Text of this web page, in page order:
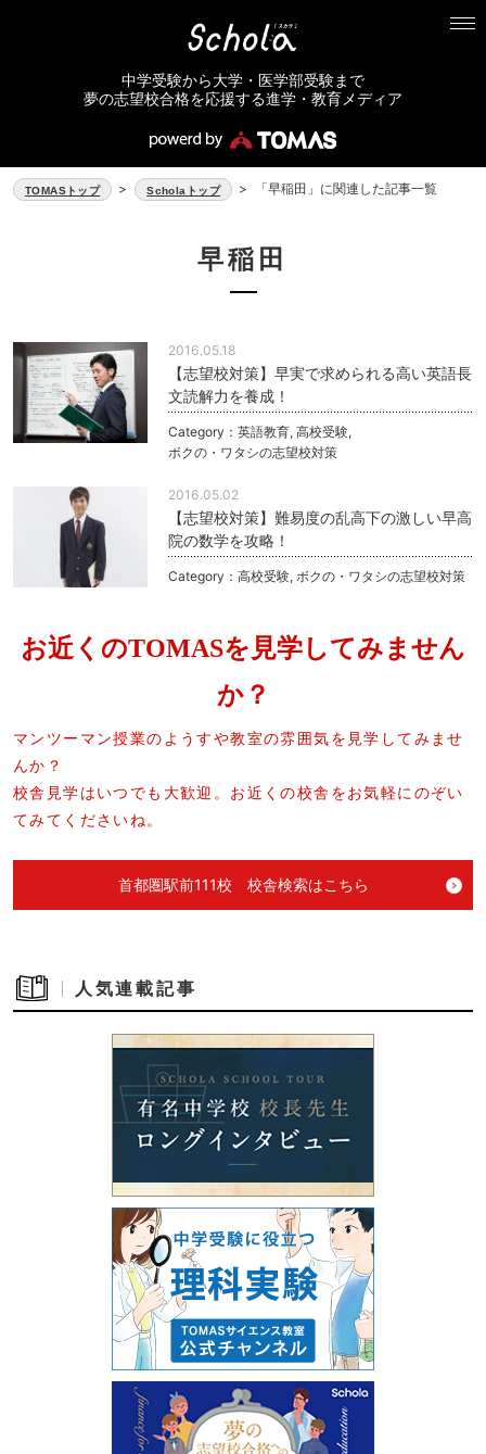
中学受験から大学・医学部受験まで
夢の志望校合格を応援する進学・教育メディア
TOMASトップ > Scholaトップ > 「早稲田」に関連した記事一覧
早稲田
2016.05.18
【志望校対策】早実で求められる高い英語長
文読解力を養成！
Category： 英語教育, 高校受験,
ボクの・ワタシの志望校対策
2016.05.02
【志望校対策】難易度の乱高下の激しい早高
院の数学を攻略！
Category： 高校受験, ボクの・ワタシの志望校対策
お近くのTOMASを見学してみません
か？
マンツーマン授業のようすや教室の雰囲気を見学してみませ
んか？
校舎見学はいつでも大歓迎。お近くの校舎をお気軽にのぞい
てみてくださいね。
首都圏駅前111校 校舎検索はこちら
人気連載記事